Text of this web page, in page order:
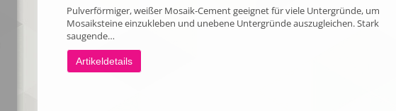
Pulverförmiger, weißer Mosaik-Cement geeignet für viele Untergründe, um
Mosaiksteine einzukleben und unebene Untergründe auszugleichen. Stark
saugende…
Artikeldetails